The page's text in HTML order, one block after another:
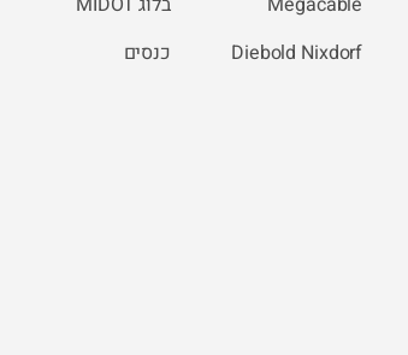
Diebold Nixdorf
כנסים